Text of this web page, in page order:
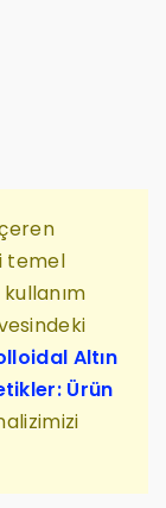
temel
kullanım
Altın
Ürün